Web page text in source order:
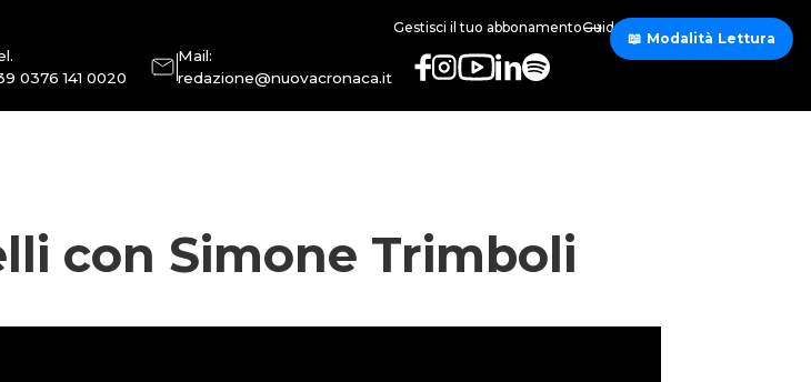
Gestisci il tuo abbonamentoGuida abbonamento
0376 141 0020
Mail:
redazione@nuovacronaca.it
con Simone Trimboli
📖 Modalità Lettura